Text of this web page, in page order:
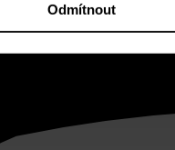
Odmítnout